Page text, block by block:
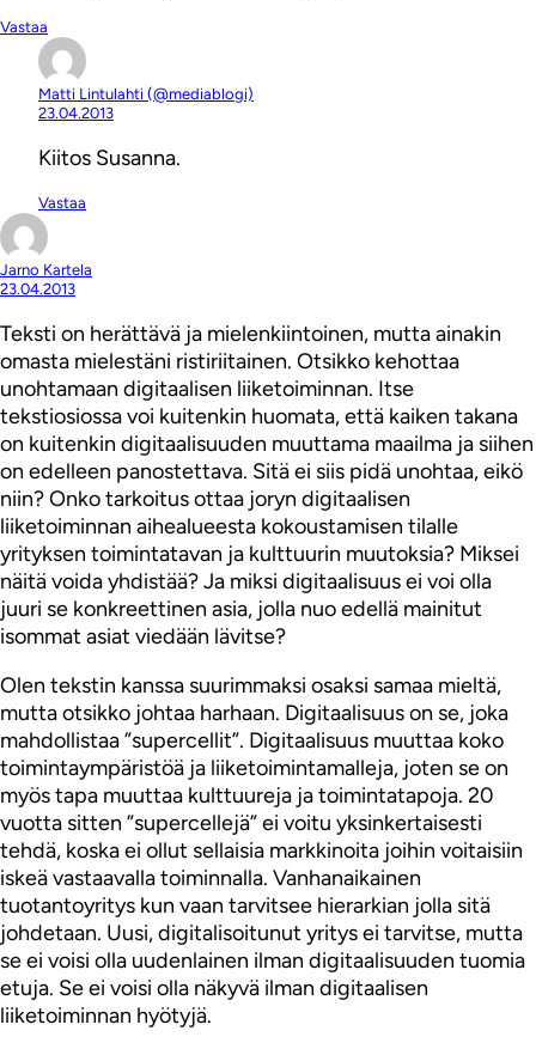
Vastaa
Matti Lintulahti (@mediablogi)
23.04.2013
Kiitos Susanna.
Vastaa
Jarno Kartela
23.04.2013
Teksti on herättävä ja mielenkiintoinen, mutta ainakin
omasta mielestäni ristiriitainen. Otsikko kehottaa
unohtamaan digitaalisen liiketoiminnan. Itse
tekstiosiossa voi kuitenkin huomata, että kaiken takana
on kuitenkin digitaalisuuden muuttama maailma ja siihen
on edelleen panostettava. Sitä ei siis pidä unohtaa, eikö
niin? Onko tarkoitus ottaa joryn digitaalisen
liiketoiminnan aihealueesta kokoustamisen tilalle
yrityksen toimintatavan ja kulttuurin muutoksia? Miksei
näitä voida yhdistää? Ja miksi digitaalisuus ei voi olla
juuri se konkreettinen asia, jolla nuo edellä mainitut
isommat asiat viedään lävitse?
Olen tekstin kanssa suurimmaksi osaksi samaa mieltä,
mutta otsikko johtaa harhaan. Digitaalisuus on se, joka
mahdollistaa ”supercellit”. Digitaalisuus muuttaa koko
toimintaympäristöä ja liiketoimintamalleja, joten se on
myös tapa muuttaa kulttuureja ja toimintatapoja. 20
vuotta sitten ”supercellejä” ei voitu yksinkertaisesti
tehdä, koska ei ollut sellaisia markkinoita joihin voitaisiin
iskeä vastaavalla toiminnalla. Vanhanaikainen
tuotantoyritys kun vaan tarvitsee hierarkian jolla sitä
johdetaan. Uusi, digitalisoitunut yritys ei tarvitse, mutta
se ei voisi olla uudenlainen ilman digitaalisuuden tuomia
etuja. Se ei voisi olla näkyvä ilman digitaalisen
liiketoiminnan hyötyjä.